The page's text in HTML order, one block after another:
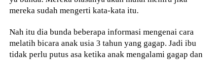
mereka sudah mengerti kata-kata itu.
Nah itu dia bunda beberapa informasi mengenai cara
melatih bicara anak usia 3 tahun yang gagap. Jadi ibu
tidak perlu putus asa ketika anak mengalami gagap dan